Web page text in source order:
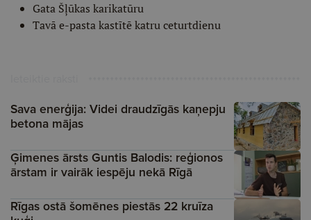
Gata Šļūkas karikatūru
Tavā e-pasta kastītē katru ceturtdienu
Sava enerģija: Videi draudzīgās kaņepju
betona mājas
Ģimenes ārsts Guntis Balodis: reģionos
ārstam ir vairāk iespēju nekā Rīgā
Rīgas ostā šomēnes piestās 22 kruīza